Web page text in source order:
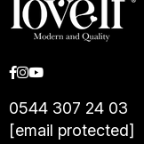
0544 307 24 03
[email protected]